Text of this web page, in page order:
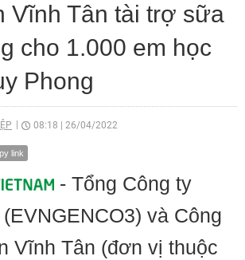
Vĩnh Tân tài trợ sữa
cho 1.000 em học
Phong
08:18 26/04/2022
link
- Tổng Công ty
và Công
Vĩnh Tân (đơn vị thuộc